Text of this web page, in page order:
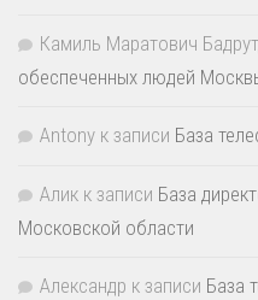
Камиль Маратович
обеспеченных людей
Antony к записи База
Алик к записи База
Московской области
Александр к записи База